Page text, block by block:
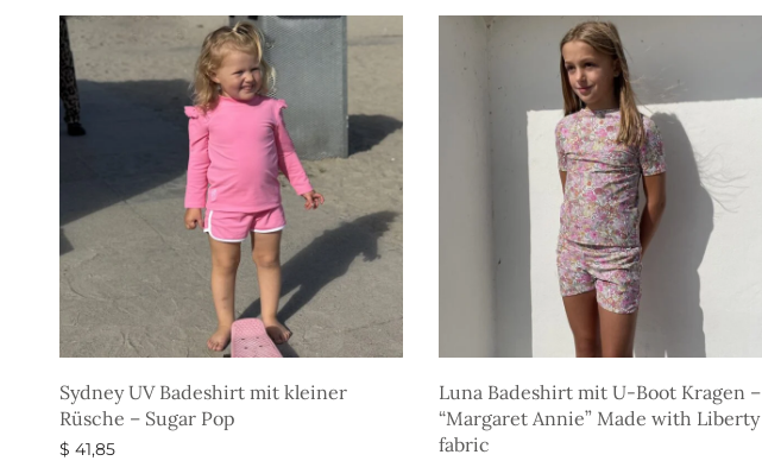
Sydney UV Badeshirt mit kleiner
Rüsche – Sugar Pop
$ 41,85
Luna Badeshirt mit U-Boot Kragen –
“Margaret Annie” Made with Liberty
fabric